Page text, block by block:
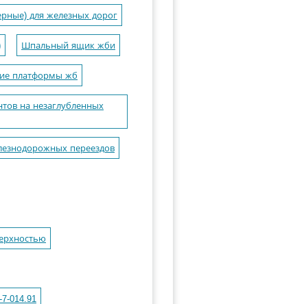
для железных дорог
Шпальный ящик жби
платформы жб
на незаглубленных
переездов
014.91